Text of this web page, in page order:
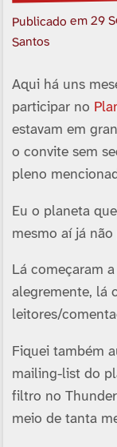
Publicado em 29
Santos
Aqui há uns
participar no
estavam em
o convite sem
pleno
Eu o planeta
mesmo aí­ já
Lá começaram
alegremente, lá
leitores/
Fiquei também
mailing-list do
filtro no
meio de tanta